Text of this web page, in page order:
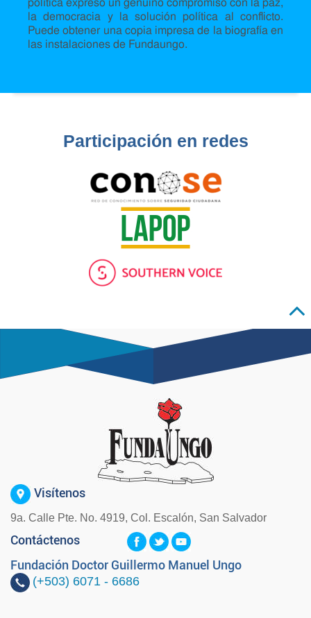
la democracia y la solución política al conflicto.
Puede obtener una copia impresa de la biografía en
las instalaciones de Fundaungo.
Participación en redes
Visítenos
9a. Calle Pte. No. 4919, Col. Escalón, San Salvador
Contáctenos
Fundación Doctor Guillermo Manuel Ungo
(+503) 6071 - 6686